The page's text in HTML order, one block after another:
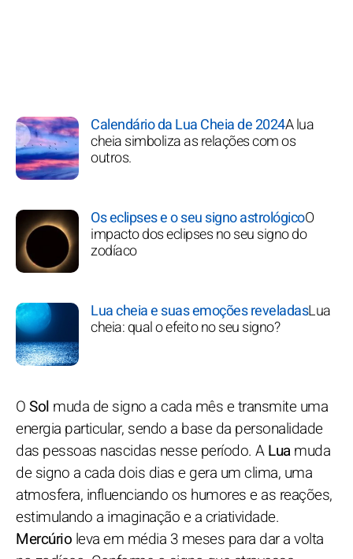
Calendário da Lua Cheia de 2024A lua
cheia simboliza as relações com os
outros.
Os eclipses e o seu signo astrológicoO
impacto dos eclipses no seu signo do
zodíaco
Lua cheia e suas emoções reveladasLua
cheia: qual o efeito no seu signo?
OSol muda de signo a cada mês e transmite uma
energia particular, sendo a base da personalidade
das pessoas nascidas nesse período. ALuamuda
de signo a cada dois dias e gera um clima, uma
atmosfera, influenciando os humores e as reações,
estimulando a imaginação e a criatividade.
Mercúrio leva em média 3 meses para dar a volta